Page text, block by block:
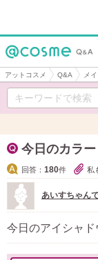
アットコスメ Q&A メ
今日のカラー
回答： 180件 私
あいすちゃん
今日のアイシャ